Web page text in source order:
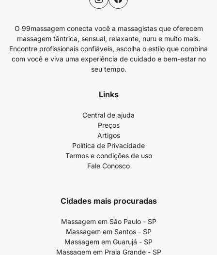
O 99massagem conecta você a massagistas que oferecem
massagem tântrica, sensual, relaxante, nuru e muito mais.
Encontre profissionais confiáveis, escolha o estilo que combina
com você e viva uma experiência de cuidado e bem-estar no
seu tempo.
Links
Central de ajuda
Preços
Artigos
Política de Privacidade
Termos e condições de uso
Fale Conosco
Cidades mais procuradas
Massagem em São Paulo - SP
Massagem em Santos - SP
Massagem em Guarujá - SP
Massagem em Praia Grande - SP